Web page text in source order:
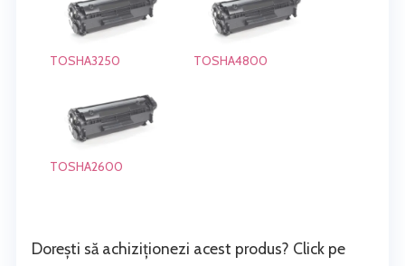
TOSHA3250 TOSHA4800
TOSHA2600
Dorești să achiziționezi acest produs? Click pe